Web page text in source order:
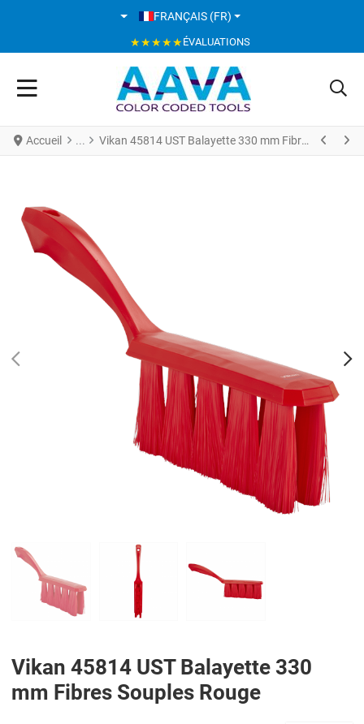
SÉLECTIONNEZ VOTRE LANGUE
FRANÇAIS (FR)
★★★★★ÉVALUATIONS
Accueil Vikan 45814 UST Balayette 330 mm Fibres Souples Rouge
Vikan 45814 UST Balayette 330
mm Fibres Souples Rouge